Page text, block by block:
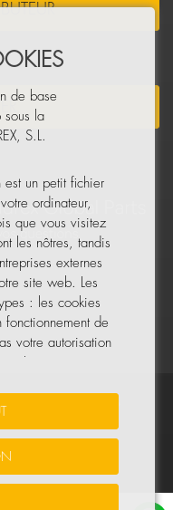
des données
PARTS, S.L.U.
de base
sous la
S.L.
un petit fichier
ordinateur,
que vous visitez
les nôtres, tandis
externes
site web. Les
: les cookies
fonctionnement de
votre autorisation
en appuyant sur